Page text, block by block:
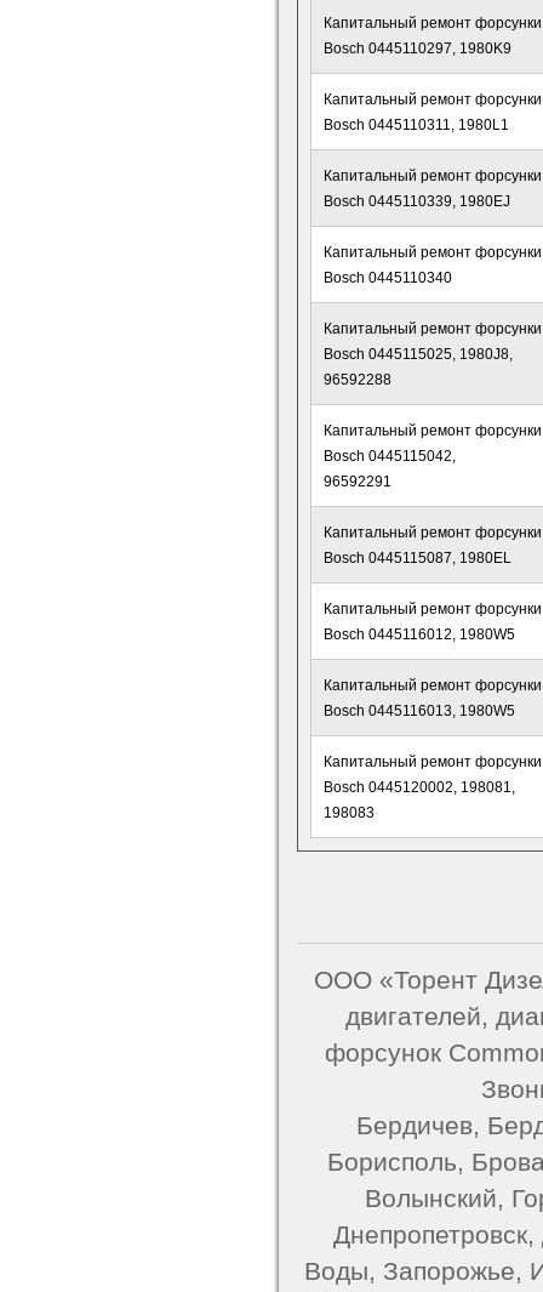
Капитальный ремонт форсунки
Bosch 0445110297, 1980K9
Капитальный ремонт форсунки
Bosch 0445110311, 1980L1
Капитальный ремонт форсунки
Bosch 0445110339, 1980EJ
Капитальный ремонт форсунки
Bosch 0445110340
Капитальный ремонт форсунки
Bosch 0445115025, 1980J8,
96592288
Капитальный ремонт форсунки
Bosch 0445115042,
96592291
Капитальный ремонт форсунки
Bosch 0445115087, 1980EL
Капитальный ремонт форсунки
Bosch 0445116012, 1980W5
Капитальный ремонт форсунки
Bosch 0445116013, 1980W5
Капитальный ремонт форсунки
Bosch 0445120002, 198081,
198083
ООО «Торент
двигателей,
форсунок
Бердичев,
Борисполь,
Волынский,
Воды, Запорожье,